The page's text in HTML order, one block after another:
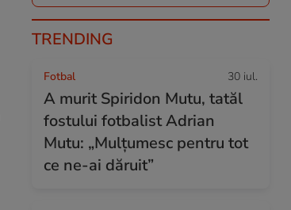
TRENDING
Fotbal 30 iul.
A murit Spiridon Mutu, tatăl
fostului fotbalist Adrian
Mutu: „Mulțumesc pentru tot
ce ne-ai dăruit”